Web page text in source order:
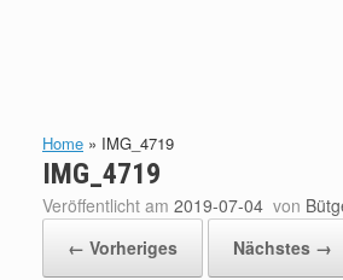
Home » IMG_4719
IMG_4719
Veröffentlicht am 2019-07-04 von
← Vorheriges
Nächstes →